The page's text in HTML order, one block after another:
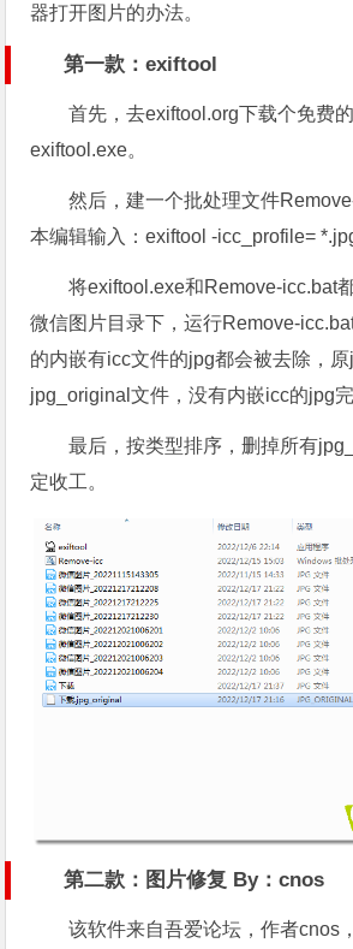
器打开图片的办法。
第一款：exiftool
首先，去exiftool.org下载个免费
exiftool.exe。
然后，建一个批处理文件
本编辑输入：exiftool -icc_profile=
将exiftool.exe和Remove-icc.bat
微信图片目录下，运行Remove-
的内嵌有icc文件的jpg都会被去除，
jpg_original文件，没有内嵌icc的jpg完
最后，按类型排序，删掉所有
定收工。
第二款：图片修复 By：cnos
该软件来自吾爱论坛，作者cnos